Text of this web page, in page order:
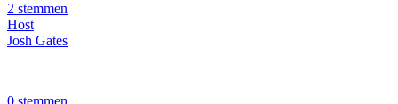
2 stemmen
Host
Josh Gates